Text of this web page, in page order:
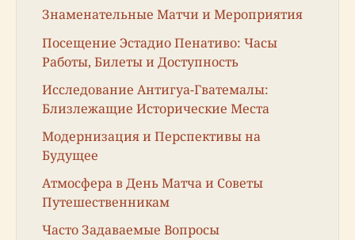
Знаменательные Матчи и Мероприятия
Посещение Эстадио Пенативо: Часы
Работы, Билеты и Доступность
Исследование Антигуа-Гватемалы:
Близлежащие Исторические Места
Модернизация и Перспективы на
Будущее
Атмосфера в День Матча и Советы
Путешественникам
Часто Задаваемые Вопросы